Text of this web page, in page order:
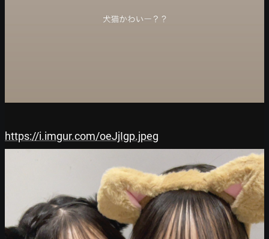
https://i.imgur.com/oeJjIgp.jpeg